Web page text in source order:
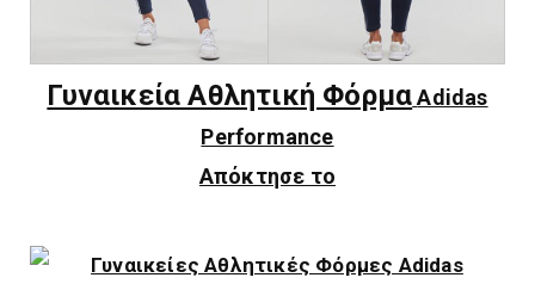
Γυναικεία Αθλητική Φόρμα Adidas
Performance
Απόκτησε το